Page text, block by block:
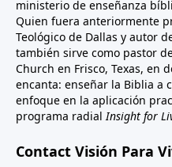
ministerio de enseñanza
Quien fuera anteriormente
Teológico de Dallas y autor
también sirve como pastor
Church en Frisco, Texas, en
encanta: enseñar la Biblia a
enfoque en la aplicación
programa radialInsight for
Contact Visión Para